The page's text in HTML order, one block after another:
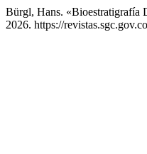
Bürgl, Hans. «Bioestratigrafía
2026. https://